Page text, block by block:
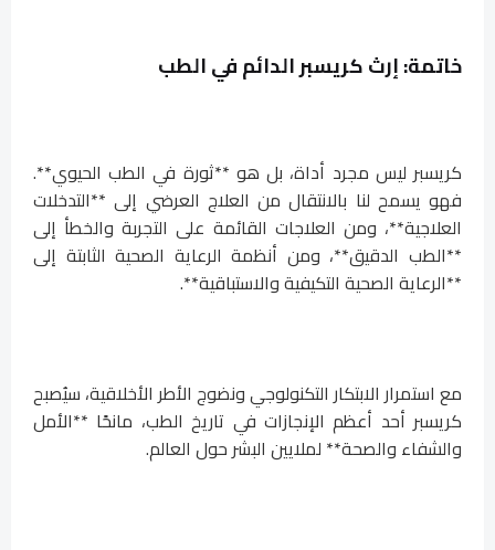
خاتمة: إرث كريسبر الدائم في الطب
كريسبر ليس مجرد أداة، بل هو **ثورة في الطب الحيوي**.
فهو يسمح لنا بالانتقال من العلاج العرضي إلى **التدخلات
العلاجية**، ومن العلاجات القائمة على التجربة والخطأ إلى
**الطب الدقيق**، ومن أنظمة الرعاية الصحية الثابتة إلى
**الرعاية الصحية التكيفية والاستباقية**.
مع استمرار الابتكار التكنولوجي ونضوج الأطر الأخلاقية، سيُصبح
كريسبر أحد أعظم الإنجازات في تاريخ الطب، مانحًا **الأمل
والشفاء والصحة** لملايين البشر حول العالم.